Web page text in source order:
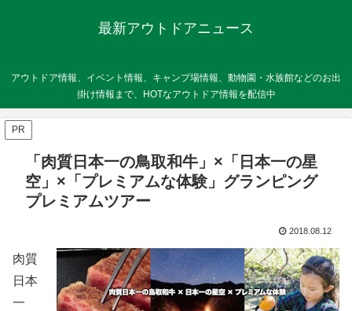
最新アウトドアニュース
アウトドア情報、イベント情報、キャンプ場情報、動物園・水族館などのお出
掛け情報まで、HOTなアウトドア情報を配信中
PR
「肉質日本一の鳥取和牛」×「日本一の星
空」×「プレミアムな体験」グランピング
プレミアムツアー
2018.08.12
肉質
日本
一